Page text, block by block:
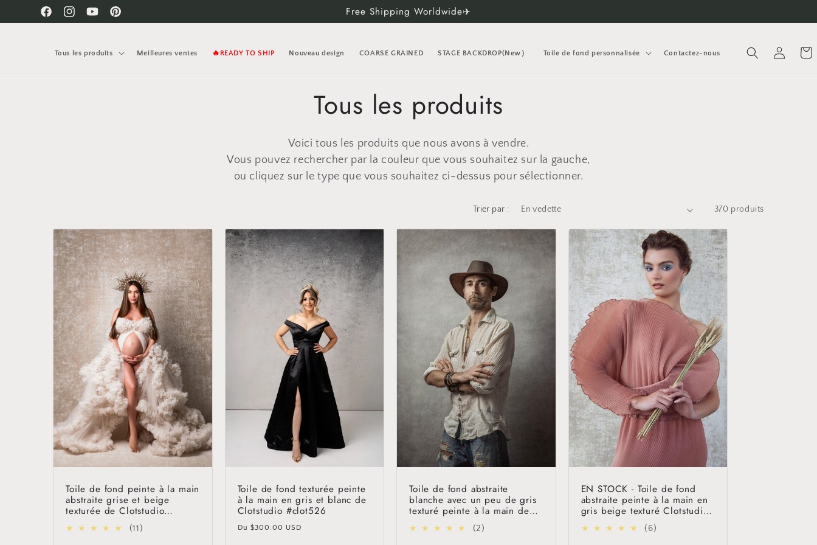
passer
au
FacebookInstagramYouTubePinterest Free Shipping Worldwide✈️
Tous les produits Meilleures ventes 🔥READY TO SHIP Nouveau design COARSE GRAINED STAGE BACKDROP(New） Toile de fond personnalisée Contactez-nous Connexion
C
o
l
e
c
t
i
o
n
Tous les produits
Voici tous les produits que nous avons à vendre.
Vous pouvez rechercher par la couleur que vous souhaitez sur la gauche,
ou cliquez sur le type que vous souhaitez ci-dessus pour sélectionner.
Trier par : 370 produits
Toile de fond peinte à la main
abstraite grise et beige
texturée de Clotstudio
#clot55
(11)
Toile de fond texturée peinte
à la main en gris et blanc de
Clotstudio #clot526
Prix
Du $300.00 USD
Toile de fond abstraite
blanche avec un peu de gris
texturé peinte à la main de
Clotstudio #clot60
(2)
EN STOCK - Toile de fond
abstraite peinte à la main en
gris beige texturé Clotstudio
#clot55
(6)